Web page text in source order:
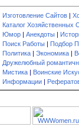
Изготовление Сайтов |
Каталог Хозяйственных
Юмор | Анекдоты |
Поиск Работы | Подбор
Политика | Экономика |
Дружелюбный
Мистика | Воинские
Информации |